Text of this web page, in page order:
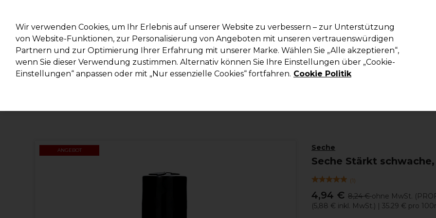
Suchen
Marken Deals Haare Elektrogeräte Saloneinrichtung Kosmetik Herrenfriseur Inspiration Die Professional
Lieferung und Lieferzeiten
Seche
Seche Stärkt
(1)
4,94 € 8,24 €ohne MwSt.
(5,88 € inkl. MwSt.) | 35.29 € pro
ANGEBOT
Wir verwenden Cookies, um Ihr Erlebnis auf unserer Website zu verbessern – zur Unterstützung
von Website-Funktionen, zur Personalisierung von Angeboten mit unseren vertrauenswürdigen
Partnern und zur Optimierung Ihrer Erfahrung mit unserer Marke. Wählen Sie „Alle akzeptieren“,
wenn Sie dieser Verwendung zustimmen. Alternativ können Sie Ihre Einstellungen über „Cookie-
Einstellungen“ anpassen oder mit „Nur essenzielle Cookies“ fortfahren. Cookie Politik